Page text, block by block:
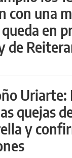
con una
en
de
Uriarte:
quejas
y